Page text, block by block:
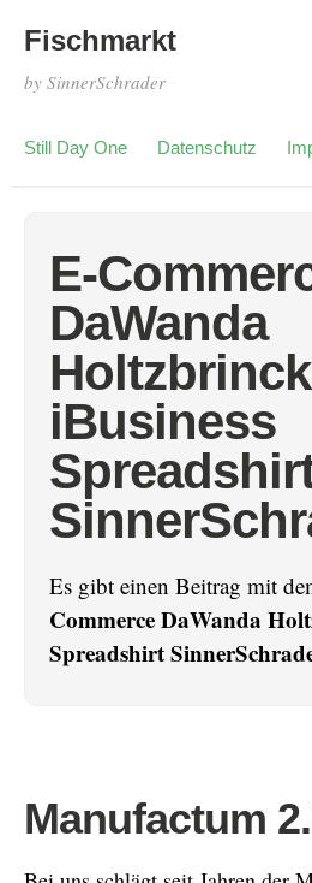
Fischmarkt
by SinnerSchrader
Still Day One Datenschutz
E-
DaWanda
Holtzbrinck
iBusiness
Es gibt einen Beitrag mit
Commerce DaWanda
Spreadshirt
Manufactum